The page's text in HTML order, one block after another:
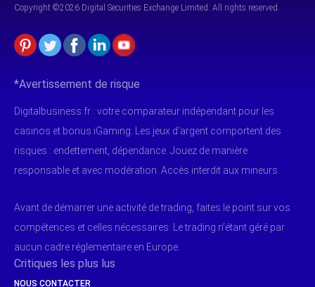
Copyright ©2026 Digital Securities Exchange Limited. All rights reserved.
*Avertissement de risque
Digitalbusiness.fr : votre comparateur indépendant pour les
casinos et bonus iGaming. Les jeux d'argent comportent des
risques : endettement, dépendance. Jouez de manière
responsable et avec modération. Accès interdit aux mineurs.
Avant de démarrer une activité de trading, faites le point sur vos
compétences et celles nécessaires. Le trading n’étant géré par
aucun cadre réglementaire en Europe.
Critiques les plus lus
NOUS CONTACTER